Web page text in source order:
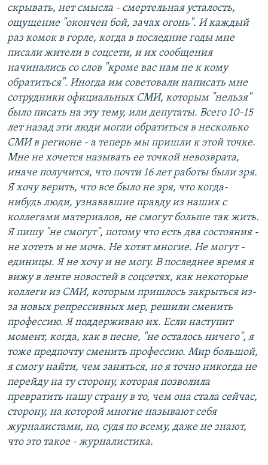
скрывать, нет смысла - смертельная усталость,
ощущение "окончен бой, зачах огонь". И каждый
раз комок в горле, когда в последние годы мне
писали жители в соцсети, и их сообщения
начинались со слов "кроме вас нам не к кому
обратиться". Иногда им советовали написать мне
сотрудники официальных СМИ, которым "нельзя"
было писать на эту тему, или депутаты. Всего 10-15
лет назад эти люди могли обратиться в несколько
СМИ в регионе - а теперь мы пришли к этой точке.
Мне не хочется называть ее точкой невозврата,
иначе получится, что почти 16 лет работы были зря.
Я хочу верить, что все было не зря, что когда-
нибудь люди, узнававшие правду из наших с
коллегами материалов, не смогут больше так жить.
Я пишу "не смогут", потому что есть два состояния -
не хотеть и не мочь. Не хотят многие. Не могут -
единицы. Я не хочу и не могу. В последнее время я
вижу в ленте новостей в соцсетях, как некоторые
коллеги из СМИ, которым пришлось закрыться из-
за новых репрессивных мер, решили сменить
профессию. Я поддерживаю их. Если наступит
момент, когда, как в песне, "не осталось ничего", я
тоже предпочту сменить профессию. Мир большой,
я смогу найти, чем заняться, но я точно никогда не
перейду на ту сторону, которая позволила
превратить нашу страну в то, чем она стала сейчас,
сторону, на которой многие называют себя
журналистами, но, судя по всему, даже не знают,
что это такое - журналистика.